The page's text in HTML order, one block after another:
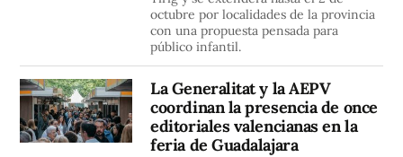
octubre por localidades de la provincia
con una propuesta pensada para
público infantil.
La Generalitat y la AEPV
coordinan la presencia de once
editoriales valencianas en la
feria de Guadalajara